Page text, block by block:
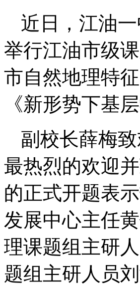
近日，江油
举行江油市级
市自然地理特
《新形势下基
副校长薛梅
最热烈的欢迎
的正式开题表
发展中心主任
理课题组主研
题组主研人员